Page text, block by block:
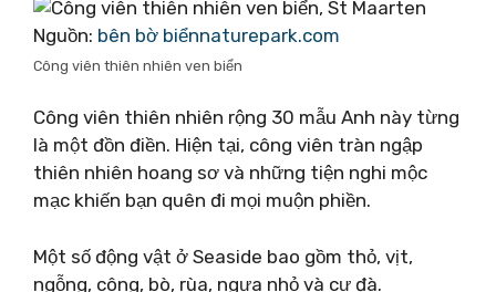
Nguồn: bên bờ biểnnaturepark.com
Công viên thiên nhiên ven biển
Công viên thiên nhiên rộng 30 mẫu Anh này từng
là một đồn điền. Hiện tại, công viên tràn ngập
thiên nhiên hoang sơ và những tiện nghi mộc
mạc khiến bạn quên đi mọi muộn phiền.
Một số động vật ở Seaside bao gồm thỏ, vịt,
ngỗng, công, bò, rùa, ngựa nhỏ và cự đà.